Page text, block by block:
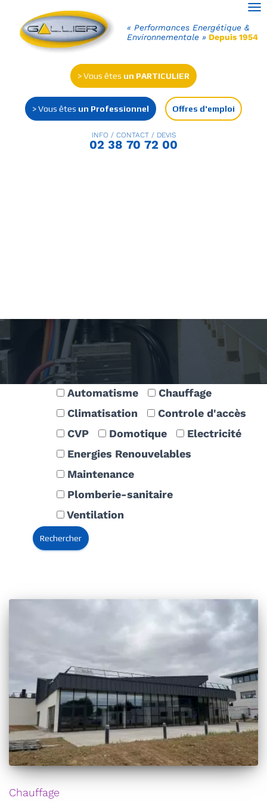
« Performances Energétique &
Environnementale » Depuis 1954
> Vous êtes un PARTICULIER
> Vous êtes un Professionnel Offres d'emploi
INFO / CONTACT / DEVIS
02 38 70 72 00
Automatisme
Chauffage
Climatisation
Controle d'accès
CVP
Domotique
Electricité
Energies Renouvelables
Maintenance
Plomberie-sanitaire
Ventilation
Chauffage